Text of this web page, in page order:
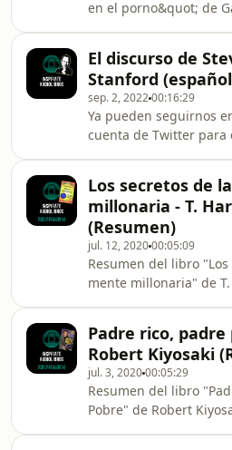
tener una respuesta
interrogante, pero en
en el porno&quot; de
canal de YouTube:
www.youtube.com/
👉 Ya pueden
cuenta de Twitter,
para que podamos
@inspiratelibros Más
sobre los Efectos de la
https://www.yourbrain
El discurso de
Stanford
sep. 2, 202200:16:29
Ya pueden seguirnos
cuenta de Twitter para
por favor suscríbanse a
YouTube:
www.youtube.com/
Los secretos de
millonaria - T.
(Resumen)
jul. 12, 202000:05:09
Resumen del libro
mente millonaria" de T.
Padre rico, padre
Robert Kiyosaki
jul. 3, 202000:05:29
Resumen del libro
Pobre" de Robert